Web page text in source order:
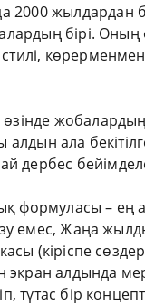
2000 жылдардан
бірі.
жобалардың
алдын ала
дербес
формуласы – ең
емес, Жаңа
(кіріспе
алдында
тұтас бір